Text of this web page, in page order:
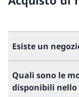
Esiste un
Quali sono le
disponibili nello